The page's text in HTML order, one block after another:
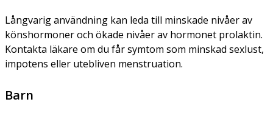
Långvarig användning kan leda till minskade nivåer av
könshormoner och ökade nivåer av hormonet prolaktin.
Kontakta läkare om du får symtom som minskad sexlust,
impotens eller utebliven menstruation.
Barn